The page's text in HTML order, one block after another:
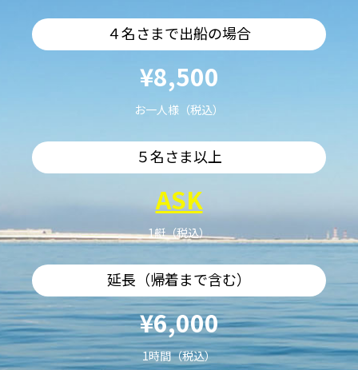
４名さまで出船の場合
¥8,500
お一人様（税込）
５名さま以上
ASK
1艇（税込）
延長（帰着まで含む）
¥6,000
1時間（税込）